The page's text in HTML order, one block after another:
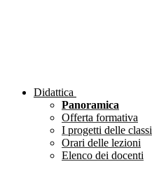
Didattica
Panoramica
Offerta formativa
I progetti delle classi
Orari delle lezioni
Elenco dei docenti